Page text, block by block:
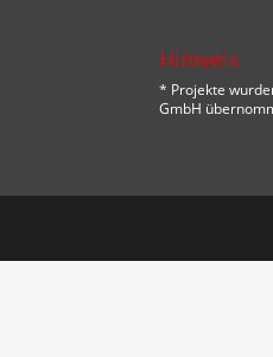
Hinweis
* Projekte
GmbH